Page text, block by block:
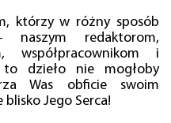
którzy w różny sposób
naszym redaktorom,
współpracownikom i
to dzieło nie mogłoby
Was obficie swoim
blisko Jego Serca!